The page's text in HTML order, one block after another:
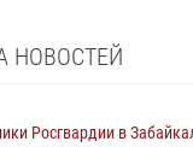
НОВОСТЕЙ
Росгвардии в